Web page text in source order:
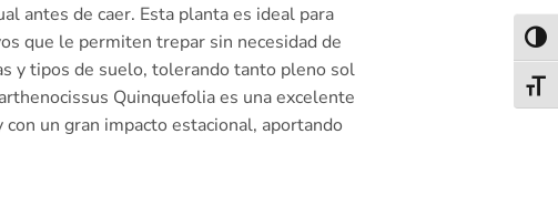
antes de caer. Esta planta es ideal para
que le permiten trepar sin necesidad de
y tipos de suelo, tolerando tanto pleno sol
Quinquefolia es una excelente
un gran impacto estacional, aportando